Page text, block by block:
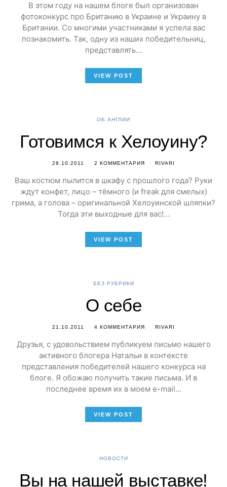
В этом году на нашем блоге был организован
фотоконкурс про Британию в Украине и Украину в
Британии. Со многими участниками я успела вас
познакомить. Так, одну из наших победительниц,
представлять…
VIEW POST
ОБ АНГЛИИ
Готовимся к Хелоуину?
28.10.2011 2 КОММЕНТАРИЯ RIVARI
Ваш костюм пылится в шкафу с прошлого года? Руки
ждут конфет, лицо – тёмного (и freak для смелых)
грима, а голова – оригинальной Хелоуинской шляпки?
Тогда эти выходные для вас!…
VIEW POST
БЕЗ РУБРИКИ
О себе
21.10.2011 4 КОММЕНТАРИЯ RIVARI
Друзья, с удовольствием публикуем письмо нашего
активного блогера Натальи в контексте
представления победителей нашего конкурса на
блоге. Я обожаю получить такие письма. И в
последнее время их в моем e-mail…
VIEW POST
НОВОСТИ
Вы на нашей выставке!